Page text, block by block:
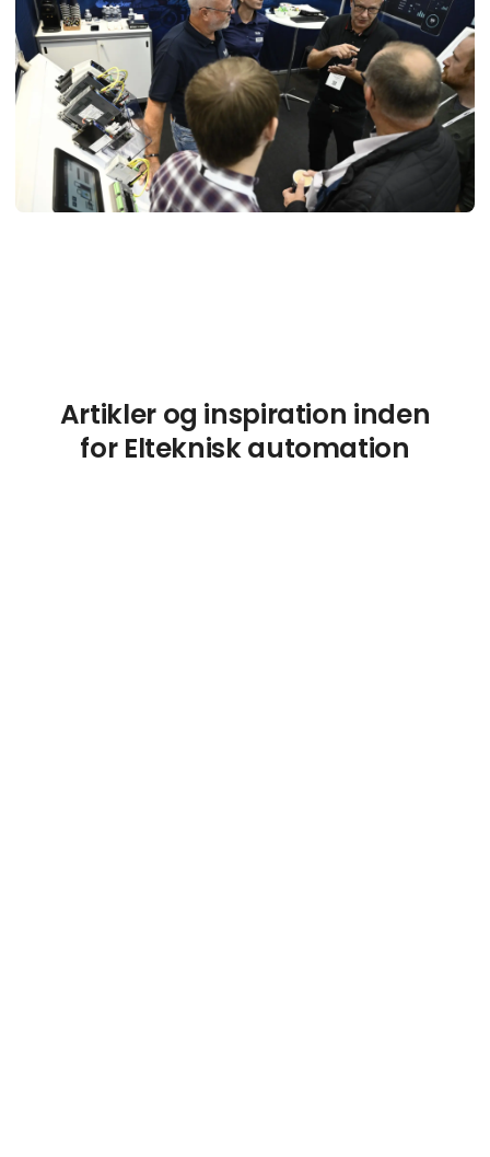
Artikler og inspiration inden
for Elteknisk automation